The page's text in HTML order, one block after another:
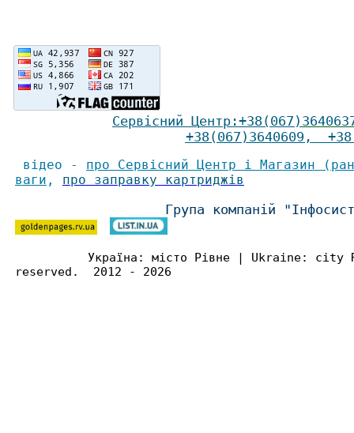
Сервісний Центр :+38(067)
+38(067)3640609 ,
відео - про Сервісний Центр і Магазин
ваги , про заправку картриджів
Група компаній
Україна: місто Рівне | Ukraine:
reserved. 2012 - 2026